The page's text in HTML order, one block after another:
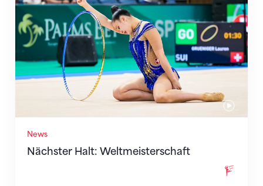
News
Nächster Halt: Weltmeisterschaft